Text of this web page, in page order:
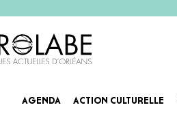
AGENDA ACTION CULTURELLE